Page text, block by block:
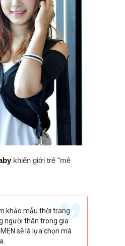
khiến giới trẻ "mê
khảo mẫu thời trang
người thân trong gia
sẽ là lựa chọn mà